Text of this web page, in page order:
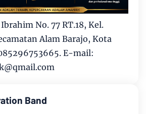
No. 77 RT.18, Kel.
Alam Barajo, Kota
E-mail:
Band